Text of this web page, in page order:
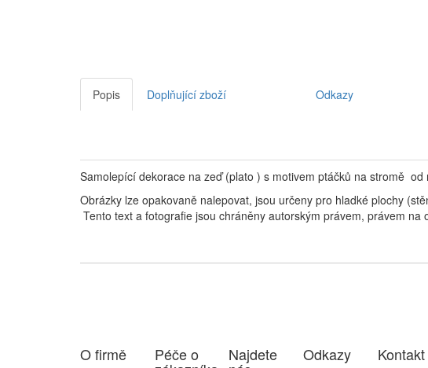
Popis Doplňující zboží Odkazy
Samolepící dekorace na zeď (plato ) s motivem ptáčků na stromě od
Obrázky lze opakovaně nalepovat, jsou určeny pro hladké plochy
Tento text a fotografie jsou chráněny autorským právem, právem
O firmě Péče o Najdete Odkazy Kontakt